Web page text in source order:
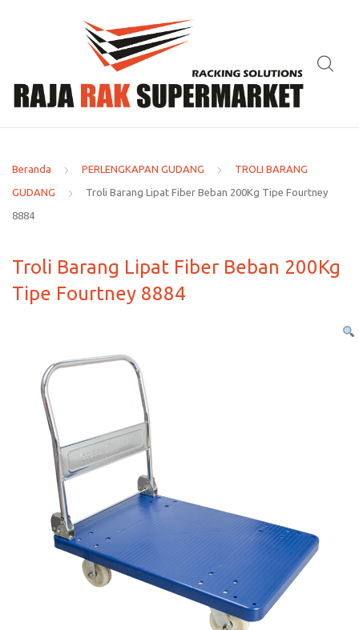
Beranda PERLENGKAPAN GUDANG TROLI BARANG
GUDANG Troli Barang Lipat Fiber Beban 200Kg Tipe Fourtney
8884
Troli Barang Lipat Fiber Beban 200Kg
Tipe Fourtney 8884